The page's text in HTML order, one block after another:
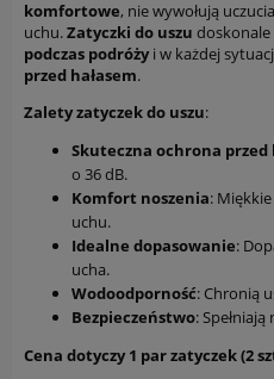
komfortowe, nie wywołują
uchu.Zatyczki do uszu doskonale
podczas podróżyi w każdej
przed hałasem.
Zalety zatyczek do uszu:
Skuteczna ochrona przed
o 36 dB.
Komfort noszenia:
uchu.
Idealne dopasowanie:
ucha.
Wodoodporność: Chronią
Bezpieczeństwo:
Cena dotyczy 1 par zatyczek (2